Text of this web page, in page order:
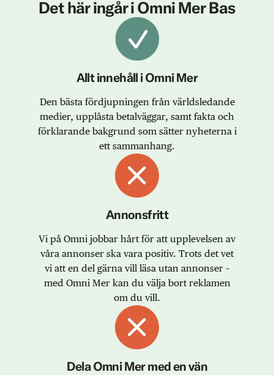
Det här ingår i Omni Mer Bas
Allt innehåll i Omni Mer
Den bästa fördjupningen från världsledande
medier, upplåsta betalväggar, samt fakta och
förklarande bakgrund som sätter nyheterna i
ett sammanhang.
Annonsfritt
Vi på Omni jobbar hårt för att upplevelsen av
våra annonser ska vara positiv. Trots det vet
vi att en del gärna vill läsa utan annonser –
med Omni Mer kan du välja bort reklamen
om du vill.
Dela Omni Mer med en vän